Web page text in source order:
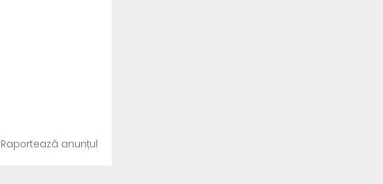
Raportează anunțul